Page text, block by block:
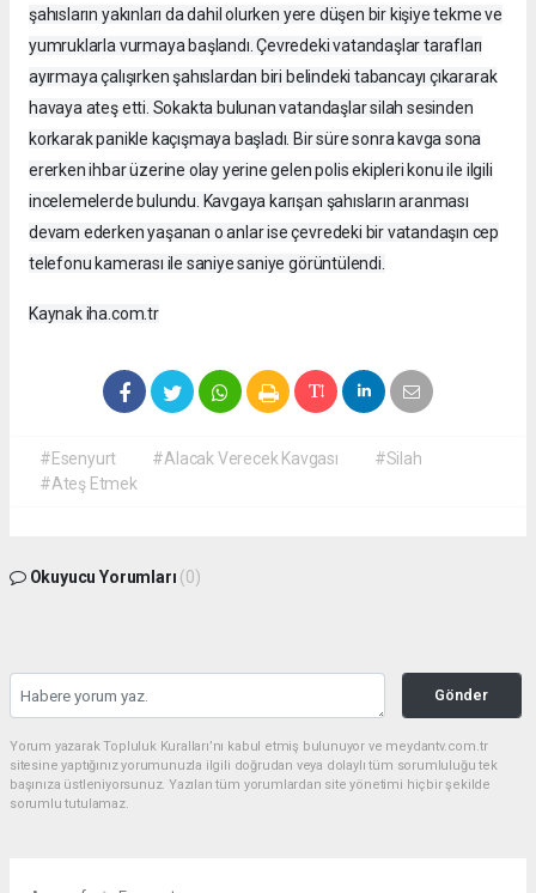
şahısların yakınları da dahil olurken yere düşen bir kişiye tekme ve
yumruklarla vurmaya başlandı. Çevredeki vatandaşlar tarafları
ayırmaya çalışırken şahıslardan biri belindeki tabancayı çıkararak
havaya ateş etti. Sokakta bulunan vatandaşlar silah sesinden
korkarak panikle kaçışmaya başladı. Bir süre sonra kavga sona
ererken ihbar üzerine olay yerine gelen polis ekipleri konu ile ilgili
incelemelerde bulundu. Kavgaya karışan şahısların aranması
devam ederken yaşanan o anlar ise çevredeki bir vatandaşın cep
telefonu kamerası ile saniye saniye görüntülendi.
Kaynak iha.com.tr
#Esenyurt #Alacak Verecek Kavgası
#Silah
#Ateş Etmek
Okuyucu Yorumları (0)
Gönder
Yorum yazarak Topluluk Kuralları’nı kabul etmiş bulunuyor ve meydantv.com.tr
sitesine yaptığınız yorumunuzla ilgili doğrudan veya dolaylı tüm sorumluluğu tek
başınıza üstleniyorsunuz. Yazılan tüm yorumlardan site yönetimi hiçbir şekilde
sorumlu tutulamaz.